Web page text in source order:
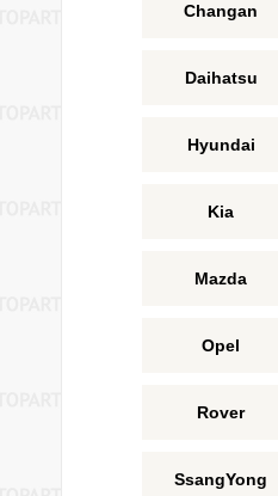
Changan
Daihatsu
Hyundai
Kia
Mazda
Opel
Rover
SsangYong